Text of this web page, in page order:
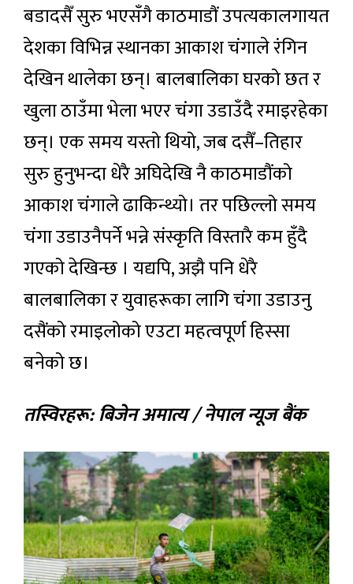
बडादसैँ सुरु भएसँगै काठमाडौं उपत्यकालगायत
देशका विभिन्न स्थानका आकाश चंगाले रंगिन
देखिन थालेका छन्। बालबालिका घरको छत र
खुला ठाउँमा भेला भएर चंगा उडाउँदै रमाइरहेका
छन्। एक समय यस्तो थियो, जब दसैँ–तिहार
सुरु हुनुभन्दा धेरै अघिदेखि नै काठमाडौंको
आकाश चंगाले ढाकिन्थ्यो। तर पछिल्लो समय
चंगा उडाउनैपर्ने भन्ने संस्कृति विस्तारै कम हुँदै
गएको देखिन्छ । यद्यपि, अझै पनि धेरै
बालबालिका र युवाहरूका लागि चंगा उडाउनु
दसैंको रमाइलोको एउटा महत्वपूर्ण हिस्सा
बनेको छ।
तस्विरहरू: बिजेन अमात्य / नेपाल न्यूज बैंक